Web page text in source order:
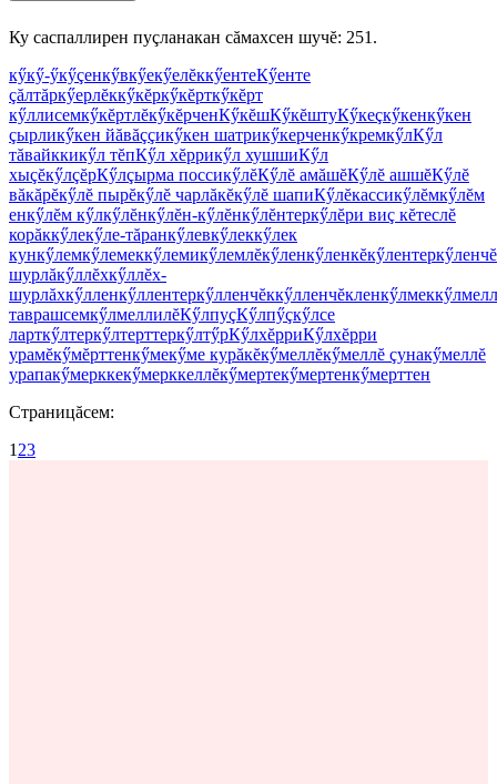
Ку саспаллирен пуçланакан сăмахсен шучĕ: 251.
кӳкӳ-ӳкӳçенкӳвкӳекӳелĕккӳентеКӳенте
çăлтăркӳерлĕккӳкĕркӳкĕрткӳкĕрт
кӳллисемкӳкĕртлĕкӳкĕрченКӳкĕшКӳкĕштуКӳкеçкӳкенкӳкен
çырликӳкен йăвăççикӳкен шатрикӳкерченкӳкремкӳлКӳл
тăвайккикӳл тĕпКӳл хĕррикӳл хушшиКӳл
хыçĕкӳлçĕрКӳлçырма поссикӳлĕКӳлĕ амăшĕКӳлĕ ашшĕКӳлĕ
вăкăрĕкӳлĕ пырĕкӳлĕ чарлăкĕкӳлĕ шапиКӳлĕкассикӳлĕмкӳлĕм
енкӳлĕм кӳлкӳлĕнкӳлĕн-кӳлĕнкӳлĕнтеркӳлĕри виç кĕтеслĕ
корăккӳлекӳле-тăранкӳлевкӳлеккӳлек
кункӳлемкӳлемеккӳлемикӳлемлĕкӳленкӳленкĕкӳлентер
шурлăкӳллĕхкӳллĕх-
шурлăхкӳлленкӳллентеркӳлленчĕккӳлленчĕкленкӳлмек
таврашсемкӳлмеллилĕКӳлпуçКӳлпӳçкӳлсе
ларткӳлтеркӳлтерттеркӳлтӳрКӳлхĕрриКӳлхĕрри
урамĕкӳмĕрттенкӳмекӳме курăкĕкӳмеллĕкӳмеллĕ çунакӳмеллĕ
урапакӳмерккекӳмерккеллĕкӳмертекӳмертенкӳмерттен
Страницăсем:
1 23